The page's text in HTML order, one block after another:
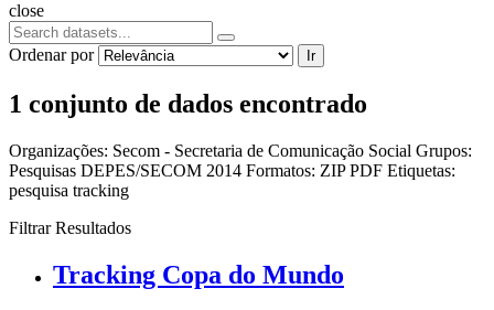
close
Ordenar por Ir
1 conjunto de dados encontrado
Organizações: Secom - Secretaria de Comunicação Social Grupos:
Pesquisas DEPES/SECOM 2014 Formatos: ZIPPDF Etiquetas:
pesquisa tracking
Filtrar Resultados
Tracking Copa do Mundo